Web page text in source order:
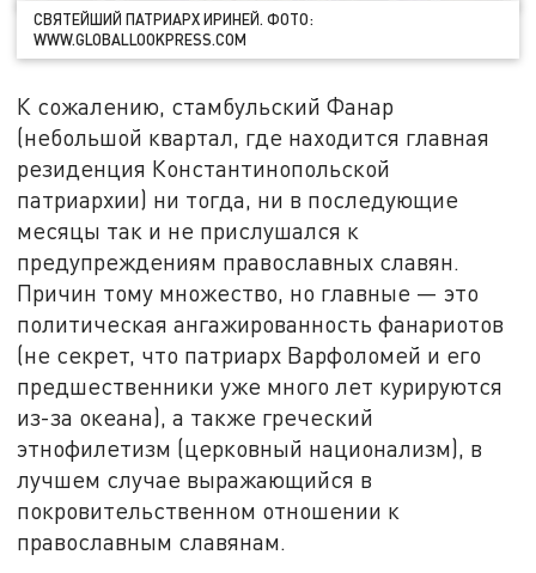
СВЯТЕЙШИЙ ПАТРИАРХ ИРИНЕЙ. ФОТО:
WWW.GLOBALLOOKPRESS.COM
К сожалению, стамбульский Фанар
(небольшой квартал, где находится главная
резиденция Константинопольской
патриархии) ни тогда, ни в последующие
месяцы так и не прислушался к
предупреждениям православных славян.
Причин тому множество, но главные — это
политическая ангажированность фанариотов
(не секрет, что патриарх Варфоломей и его
предшественники уже много лет курируются
из-за океана), а также греческий
этнофилетизм (церковный национализм), в
лучшем случае выражающийся в
покровительственном отношении к
православным славянам.